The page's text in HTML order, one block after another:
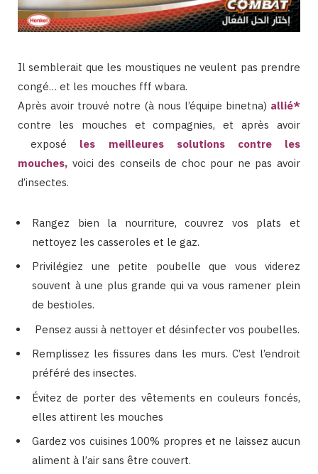
Il semblerait que les moustiques ne veulent pas prendre
congé… et les mouches fff wbara.
Après avoir trouvé notre (à nous l’équipe binetna) allié*
contre les mouches et compagnies, et après avoir
exposé les meilleures solutions contre les
mouches, voici des conseils de choc pour ne pas avoir
d’insectes.
Rangez bien la nourriture, couvrez vos plats et
nettoyez les casseroles et le gaz.
Privilégiez une petite poubelle que vous viderez
souvent à une plus grande qui va vous ramener plein
de bestioles.
Pensez aussi à nettoyer et désinfecter vos poubelles.
Remplissez les fissures dans les murs. C’est l’endroit
préféré des insectes.
Évitez de porter des vêtements en couleurs foncés,
elles attirent les mouches
Gardez vos cuisines 100% propres et ne laissez aucun
aliment à l’air sans être couvert.